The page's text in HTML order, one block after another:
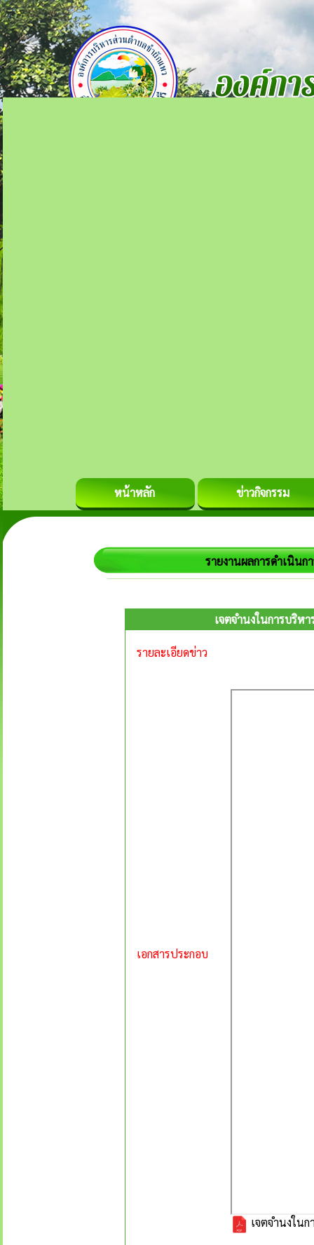
หน้าหลัก ข่าวกิจกรรม
รายงานผลการดำเนิน
เจตจำนงในการบริห
รายละเอียดข่าว
เอกสารประกอบ
เจตจำนงใน